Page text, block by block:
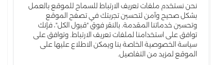
محافظة العاصمة , ياجوز
أظهر المزيد تقدم بطلب
نحن نستخدم ملفات تعريف الارتباط للسماح للموقع بالعمل
بشكل صحيح وآمن لتحسين تجربتك في تصفح الموقع
وتحسين خدماتنا المقدمة. بالنقر فوق "قبول الكل"، فإنك
توافق على استخدامنا لملفات تعريف الارتباط. وتوافق على
سياسة الخصوصية الخاصة بنا ويمكن الاطلاع عليها على
الموقع لمزيد من التفاصيل.